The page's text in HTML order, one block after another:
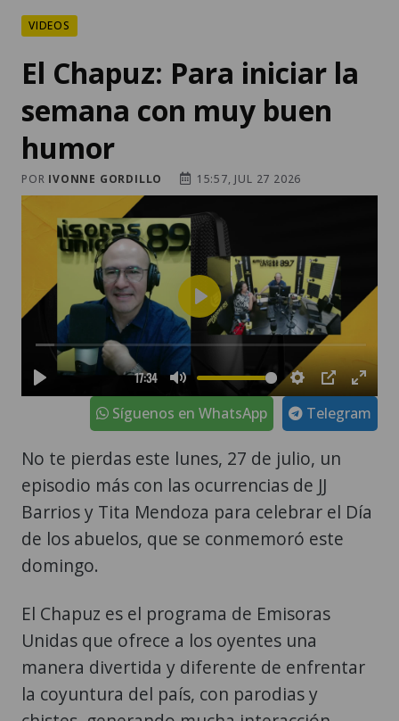
VIDEOS
El Chapuz: Para iniciar la
semana con muy buen
humor
POR IVONNE GORDILLO 15:57, JUL 27 2026
Telegram
Síguenos en WhatsApp
No te pierdas este lunes, 27 de julio, un
episodio más con las ocurrencias de JJ
Barrios y Tita Mendoza para celebrar el Día
de los abuelos, que se conmemoró este
domingo.
El Chapuz es el programa de Emisoras
Unidas que ofrece a los oyentes una
manera divertida y diferente de enfrentar
la coyuntura del país, con parodias y